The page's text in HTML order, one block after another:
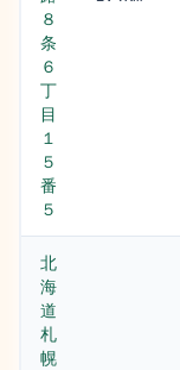
８
条
６
丁
目
１
５
番
５
北
海
道
札
幌